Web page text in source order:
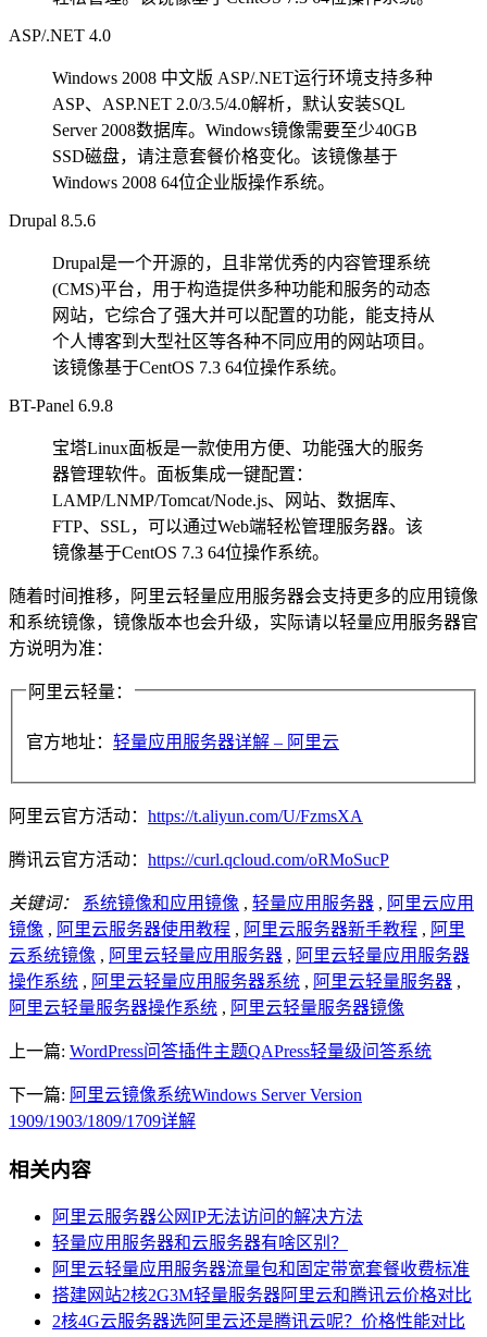
ASP/.NET 4.0
Windows 2008 中文版 ASP/.NET运行环境支持多种
ASP、ASP.NET 2.0/3.5/4.0解析，默认安装SQL
Server 2008数据库。Windows镜像需要至少40GB
SSD磁盘，请注意套餐价格变化。该镜像基于
Windows 2008 64位企业版操作系统。
Drupal 8.5.6
Drupal是一个开源的，且非常优秀的内容管理系统
(CMS)平台，用于构造提供多种功能和服务的动态
网站，它综合了强大并可以配置的功能，能支持从
个人博客到大型社区等各种不同应用的网站项目。
该镜像基于CentOS 7.3 64位操作系统。
BT-Panel 6.9.8
宝塔Linux面板是一款使用方便、功能强大的服务
器管理软件。面板集成一键配置：
LAMP/LNMP/Tomcat/Node.js、网站、数据库、
FTP、SSL，可以通过Web端轻松管理服务器。该
镜像基于CentOS 7.3 64位操作系统。
随着时间推移，阿里云轻量应用服务器会支持更多的应用镜像
和系统镜像，镜像版本也会升级，实际请以轻量应用服务器官
方说明为准：
阿里云轻量：
官方地址： 轻量应用服务器详解 – 阿里云
阿里云官方活动： https://t.aliyun.com/U/FzmsXA
腾讯云官方活动： https://curl.qcloud.com/oRMoSucP
关键词： 系统镜像和应用镜像 , 轻量应用服务器 , 阿里云应用
镜像 , 阿里云服务器使用教程 , 阿里云服务器新手教程 , 阿里
云系统镜像 , 阿里云轻量应用服务器 , 阿里云轻量应用服务器
操作系统 , 阿里云轻量应用服务器系统 , 阿里云轻量服务器 ,
阿里云轻量服务器操作系统 , 阿里云轻量服务器镜像
上一篇: WordPress问答插件主题QAPress轻量级问答系统
下一篇: 阿里云镜像系统Windows Server Version
1909/1903/1809/1709详解
相关内容
阿里云服务器公网IP无法访问的解决方法
轻量应用服务器和云服务器有啥区别？
阿里云轻量应用服务器流量包和固定带宽套餐收费标准
搭建网站2核2G3M轻量服务器阿里云和腾讯云价格对比
2核4G云服务器选阿里云还是腾讯云呢？价格性能对比